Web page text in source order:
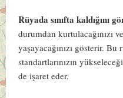
Rüyada sınıfta kaldığını
durumdan kurtulacağınızı
yaşayacağınızı gösterir.
standartlarınızın
de işaret eder.